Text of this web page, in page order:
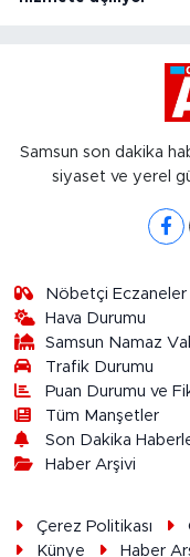
Samsun son dakika
siyaset ve yerel
Nöbetçi Eczaneler
Hava Durumu
Samsun Namaz
Trafik Durumu
Puan Durumu ve
Tüm Manşetler
Son Dakika
Haber Arşivi
Çerez Politikası
Künye
Haber